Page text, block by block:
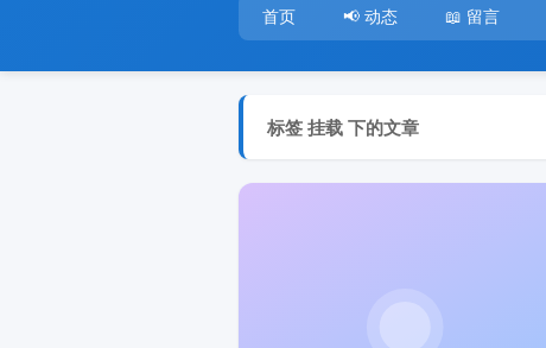
首页
📢 动态 📖 留言
标签 挂载 下的文章